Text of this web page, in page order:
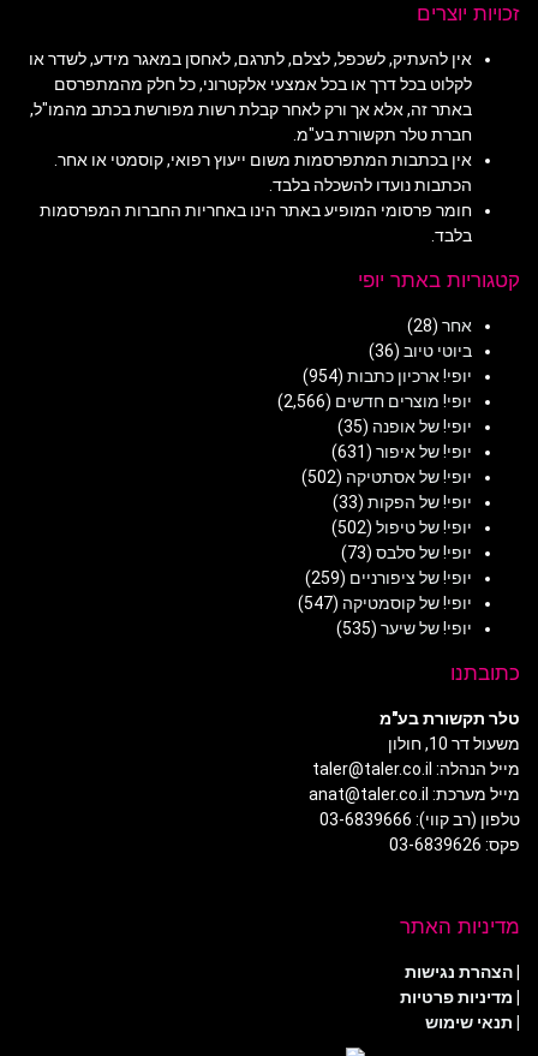
זכויות יוצרים
אין להעתיק, לשכפל, לצלם, לתרגם, לאחסן במאגר מידע, לשדר או
לקלוט בכל דרך או בכל אמצעי אלקטרוני, כל חלק מהמתפרסם
באתר זה, אלא אך ורק לאחר קבלת רשות מפורשת בכתב מהמו"ל,
חברת טלר תקשורת בע"מ.
אין בכתבות המתפרסמות משום ייעוץ רפואי, קוסמטי או אחר.
הכתבות נועדו להשכלה בלבד.
חומר פרסומי המופיע באתר הינו באחריות החברות המפרסמות
בלבד.
קטגוריות באתר יופי
אחר (28)
ביוטי טיוב (36)
יופי! ארכיון כתבות (954)
יופי! מוצרים חדשים (2,566)
יופי! של אופנה (35)
יופי! של איפור (631)
יופי! של אסתטיקה (502)
יופי! של הפקות (33)
יופי! של טיפול (502)
יופי! של סלבס (73)
יופי! של ציפורניים (259)
יופי! של קוסמטיקה (547)
יופי! של שיער (535)
כתובתנו
טלר תקשורת בע"מ
משעול דר 10, חולון
מייל הנהלה: taler@taler.co.il
מייל מערכת: anat@taler.co.il
טלפון (רב קווי): 03-6839666
פקס: 03-6839626
מדיניות האתר
הצהרת נגישות
מדיניות פרטיות
| תנאי שימוש